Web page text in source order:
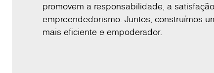
promovem a responsabilidade, a
empreendedorismo. Juntos, construímos
mais eficiente e empoderador.